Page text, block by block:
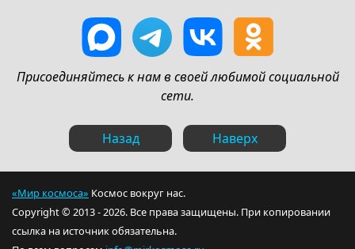
Присоединяйтесь к нам в своей любимой социальной
сети.
Назад Наверх
«Мир космоса» Космос вокруг нас.
Copyright © 2013 - 2026. Все права защищены. При копировании
ссылка на источник обязательна.